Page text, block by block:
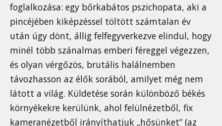
foglalkozása: egy bőrkabátos pszichopata, aki a
pincéjében kiképzéssel töltött számtalan év
után úgy dönt, állig felfegyverkezve elindul, hogy
minél több szánalmas emberi féreggel végezzen,
és olyan vérgőzös, brutális halálnemben
távozhasson az élők sorából, amilyet még nem
látott a világ. Küldetése során különböző békés
környékekre kerülünk, ahol felülnézetből, fix
kameranézetből irányíthatjuk „hősünket” (az